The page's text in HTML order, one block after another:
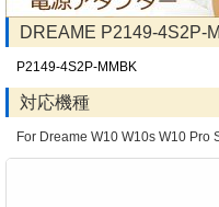
DREAME P2149-4S2P-
P2149-4S2P-MMBK
対応機種
For Dreame W10 W10s W10 Pro